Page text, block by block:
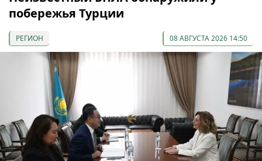
побережья Турции
РЕГИОН 08 АВГУСТА 2026 14:50